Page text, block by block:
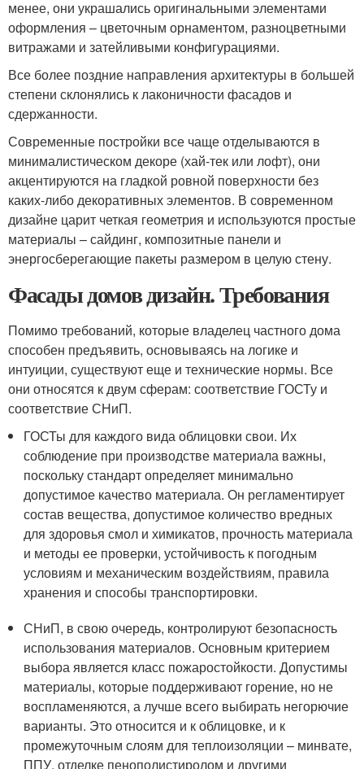
менее, они украшались оригинальными элементами
оформления – цветочным орнаментом, разноцветными
витражами и затейливыми конфигурациями.
Все более поздние направления архитектуры в большей
степени склонялись к лаконичности фасадов и
сдержанности.
Современные постройки все чаще отделываются в
минималистическом декоре (хай-тек или лофт), они
акцентируются на гладкой ровной поверхности без
каких-либо декоративных элементов. В современном
дизайне царит четкая геометрия и используются простые
материалы – сайдинг, композитные панели и
энергосберегающие пакеты размером в целую стену.
Фасады домов дизайн. Требования
Помимо требований, которые владелец частного дома
способен предъявить, основываясь на логике и
интуиции, существуют еще и технические нормы. Все
они относятся к двум сферам: соответствие ГОСТу и
соответствие СНиП.
ГОСТы для каждого вида облицовки свои. Их
соблюдение при производстве материала важны,
поскольку стандарт определяет минимально
допустимое качество материала. Он регламентирует
состав вещества, допустимое количество вредных
для здоровья смол и химикатов, прочность материала
и методы ее проверки, устойчивость к погодным
условиям и механическим воздействиям, правила
хранения и способы транспортировки.
СНиП, в свою очередь, контролируют безопасность
использования материалов. Основным критерием
выбора является класс пожаростойкости. Допустимы
материалы, которые поддерживают горение, но не
воспламеняются, а лучше всего выбирать негорючие
варианты. Это относится и к облицовке, и к
промежуточным слоям для теплоизоляции – минвате,
ППУ, отделке пенополистиролом и другими